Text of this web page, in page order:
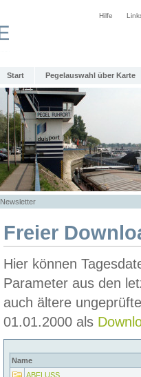
Hilfe
Start Pegelauswahl über Karte
Newsletter
Freier
Hier können
Parameter aus den
auch ältere
01.01.2000 als
Name
ABFLUSS